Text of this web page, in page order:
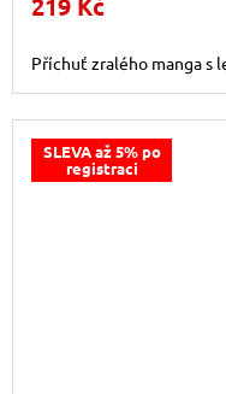
Příchuť zralého manga s
SLEVA až 5% po
registraci